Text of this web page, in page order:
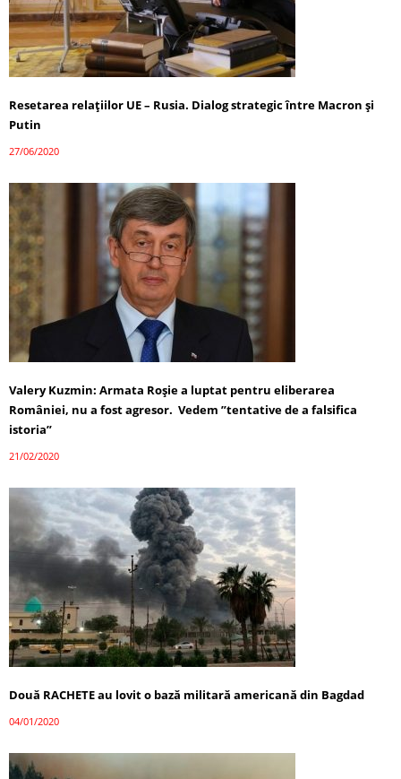
Resetarea relațiilor UE – Rusia. Dialog strategic între Macron și
Putin
27/06/2020
Valery Kuzmin: Armata Roșie a luptat pentru eliberarea
României, nu a fost agresor. Vedem ”tentative de a falsifica
istoria”
21/02/2020
Două RACHETE au lovit o bază militară americană din Bagdad
04/01/2020